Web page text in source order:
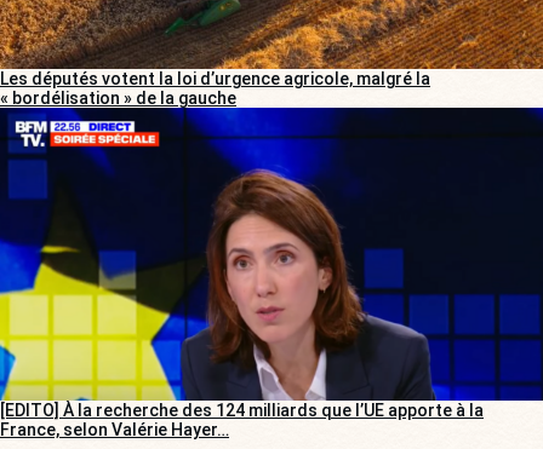
Les députés votent la loi d’urgence agricole, malgré la
« bordélisation » de la gauche
[EDITO] À la recherche des 124 milliards que l’UE apporte à la
France, selon Valérie Hayer…